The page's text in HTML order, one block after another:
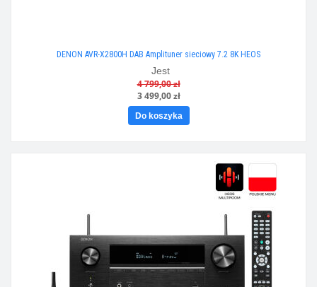
DENON AVR-X2800H DAB Amplituner sieciowy 7.2 8K HEOS
Jest
4 799,00 zł
3 499,00 zł
Do koszyka